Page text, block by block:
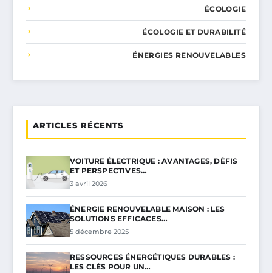
ÉCOLOGIE
ÉCOLOGIE ET DURABILITÉ
ÉNERGIES RENOUVELABLES
ARTICLES RÉCENTS
VOITURE ÉLECTRIQUE : AVANTAGES, DÉFIS
ET PERSPECTIVES…
3 avril 2026
ÉNERGIE RENOUVELABLE MAISON : LES
SOLUTIONS EFFICACES…
5 décembre 2025
RESSOURCES ÉNERGÉTIQUES DURABLES :
LES CLÉS POUR UN…